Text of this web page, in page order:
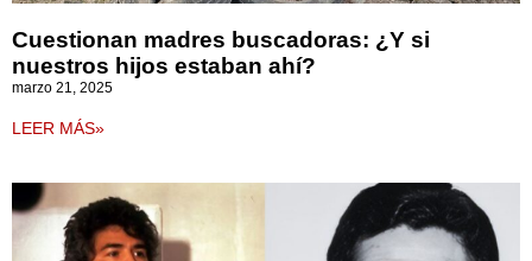
Cuestionan madres buscadoras: ¿Y si
nuestros hijos estaban ahí?
marzo 21, 2025
LEER MÁS»